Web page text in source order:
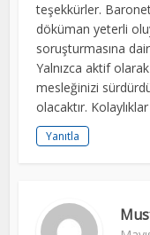
teşekkürler.
döküman yeterli
soruşturmasına
Yalnızca aktif
mesleğinizi
olacaktır.
Yanıtla